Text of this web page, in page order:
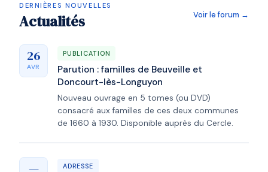
DERNIÈRES NOUVELLES
Actualités Voir le forum →
26
AVR
PUBLICATION
Parution : familles de Beuveille et
Doncourt-lès-Longuyon
Nouveau ouvrage en 5 tomes (ou DVD)
consacré aux familles de ces deux communes
de 1660 à 1930. Disponible auprès du Cercle.
— ADRESSE